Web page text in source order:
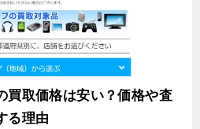
買取価格は安い？価格や査
る理由